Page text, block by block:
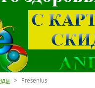
> Fresenius